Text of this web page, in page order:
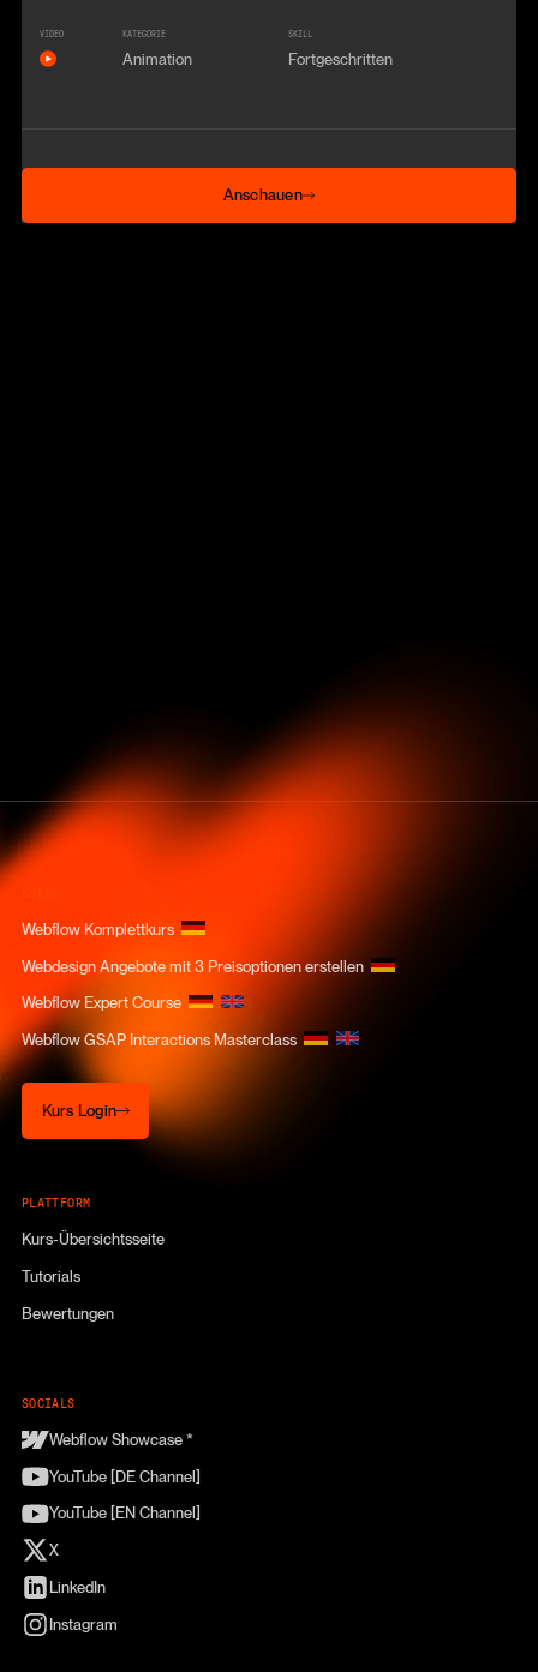
VIDEO KATEGORIE
Animation
SKILL
Fortgeschritten
Anschauen
Anschauen
Webflow Komplettkurs
Webdesign Angebote mit 3 Preisoptionen erstellen
Webflow Expert Course
Webflow GSAP Interactions Masterclass
Kurs Login
Kurs Login
PLATTFORM
Kurs-Übersichtsseite
Tutorials
Bewertungen
SOCIALS
Webflow Showcase *
YouTube [DE Channel]
YouTube [EN Channel]
X
LinkedIn
Instagram